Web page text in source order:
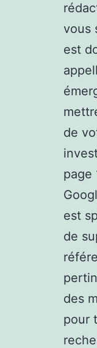
vous
est
de
page
est
de
des
pour